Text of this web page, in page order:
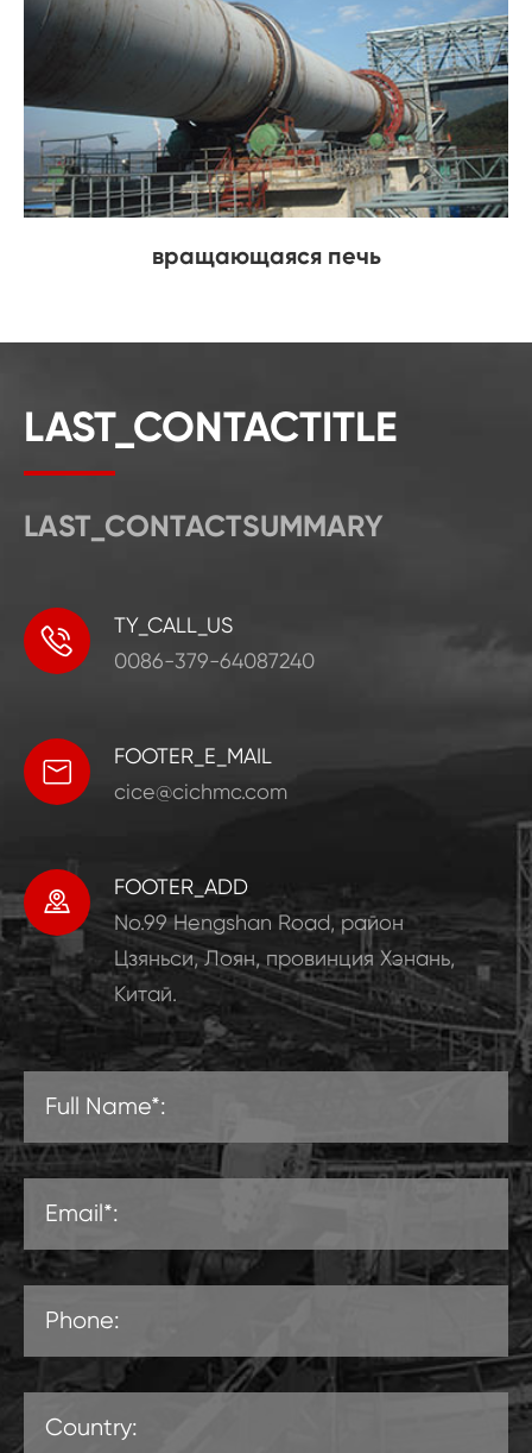
вращающаяся печь
LAST_CONTACTITLE
LAST_CONTACTSUMMARY

TY_CALL_US
0086-379-64087240

FOOTER_E_MAIL
cice@cichmc.com

FOOTER_ADD
No.99 Hengshan Road, район
Цзяньси, Лоян, провинция Хэнань,
Китай.